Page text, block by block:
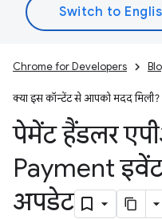
Chrome for Developers
क्या इस कॉन्टेंट से आपको मदद मिली?
पेमेंट हैंडलर
Payment
अपडेट